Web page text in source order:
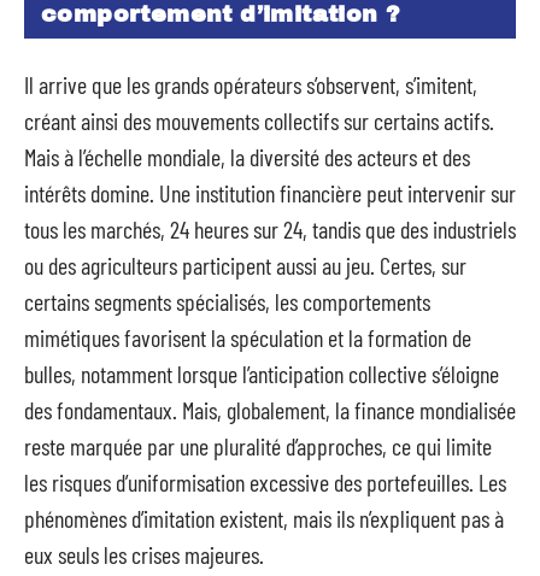
comportement d’imitation ?
Il arrive que les grands opérateurs s’observent, s’imitent,
créant ainsi des mouvements collectifs sur certains actifs.
Mais à l’échelle mondiale, la diversité des acteurs et des
intérêts domine. Une institution financière peut intervenir sur
tous les marchés, 24 heures sur 24, tandis que des industriels
ou des agriculteurs participent aussi au jeu. Certes, sur
certains segments spécialisés, les comportements
mimétiques favorisent la spéculation et la formation de
bulles, notamment lorsque l’anticipation collective s’éloigne
des fondamentaux. Mais, globalement, la finance mondialisée
reste marquée par une pluralité d’approches, ce qui limite
les risques d’uniformisation excessive des portefeuilles. Les
phénomènes d’imitation existent, mais ils n’expliquent pas à
eux seuls les crises majeures.